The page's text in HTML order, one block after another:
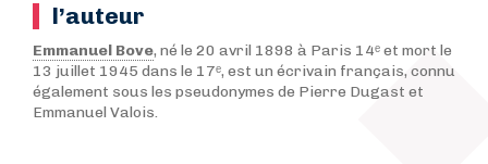
l’auteur
Emmanuel Bove, né le 20 avril 1898 à Paris 14ᵉ et mort le
13 juillet 1945 dans le 17ᵉ, est un écrivain français, connu
également sous les pseudonymes de Pierre Dugast et
Emmanuel Valois.